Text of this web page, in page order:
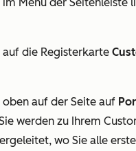
im Menü der Seitenleiste
auf die Registerkarte
oben auf der Seite auf
werden zu Ihrem
wo Sie alle